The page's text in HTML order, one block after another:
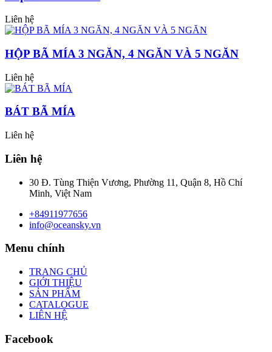
Liên hệ
HỘP BÃ MÍA 3 NGĂN, 4 NGĂN VÀ 5 NGĂN
Liên hệ
BÁT BÃ MÍA
Liên hệ
Liên hệ
30 Đ. Tùng Thiện Vương, Phường 11, Quận 8, Hồ Chí
Minh, Việt Nam
+84911977656
info@oceansky.vn
Menu chính
TRANG CHỦ
GIỚI THIỆU
SẢN PHẨM
CATALOGUE
LIÊN HỆ
Facebook